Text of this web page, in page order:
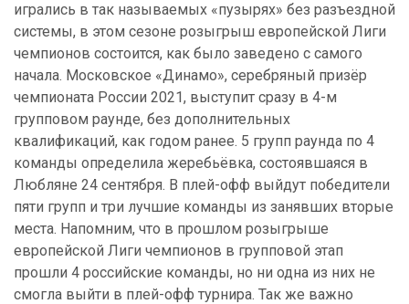
игрались в так называемых «пузырях» без разъездной
системы, в этом сезоне розыгрыш европейской Лиги
чемпионов состоится, как было заведено с самого
начала. Московское «Динамо», серебряный призёр
чемпионата России 2021, выступит сразу в 4-м
групповом раунде, без дополнительных
квалификаций, как годом ранее. 5 групп раунда по 4
команды определила жеребьёвка, состоявшаяся в
Любляне 24 сентября. В плей-офф выйдут победители
пяти групп и три лучшие команды из занявших вторые
места. Напомним, что в прошлом розыгрыше
европейской Лиги чемпионов в групповой этап
прошли 4 российские команды, но ни одна из них не
смогла выйти в плей-офф турнира. Так же важно